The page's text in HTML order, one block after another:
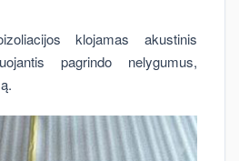
klojamas akustinis
pagrindo nelygumus,